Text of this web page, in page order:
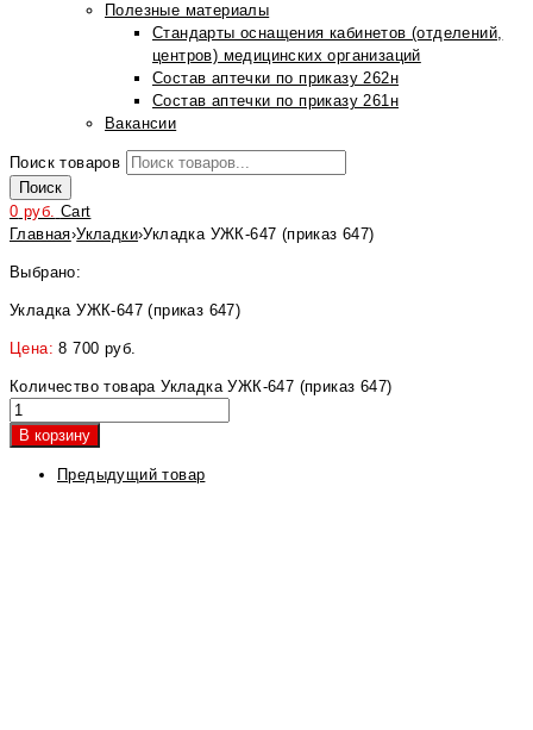
Полезные материалы
Стандарты оснащения кабинетов (отделений,
центров) медицинских организаций
Состав аптечки по приказу 262н
Состав аптечки по приказу 261н
Вакансии
Поиск товаров
Поиск
0 руб. Cart
Главная›Укладки›Укладка УЖК-647 (приказ 647)
Выбрано:
Укладка УЖК-647 (приказ 647)
Цена:8 700 руб.
Количество товара Укладка УЖК-647 (приказ 647)
В корзину
Предыдущий товар